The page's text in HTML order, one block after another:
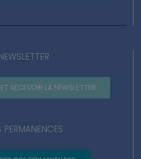
juillet au dimanche 26 juillet
ET RECEVOIR LA NEWSLETTER